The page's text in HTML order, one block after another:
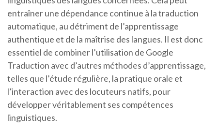
entraîner une dépendance continue à la traduction
automatique, au détriment de l’apprentissage
authentique et de la maîtrise des langues. Il est donc
essentiel de combiner l’utilisation de Google
Traduction avec d’autres méthodes d’apprentissage,
telles que l’étude régulière, la pratique orale et
l’interaction avec des locuteurs natifs, pour
développer véritablement ses compétences
linguistiques.